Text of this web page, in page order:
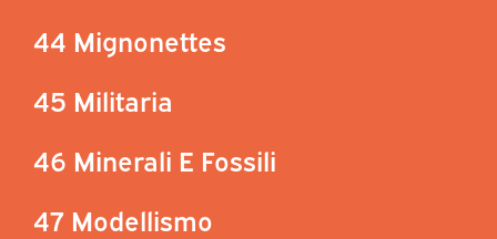
44 Mignonettes
45 Militaria
46 Minerali E Fossili
47 Modellismo